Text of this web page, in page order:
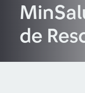
Buscar
de